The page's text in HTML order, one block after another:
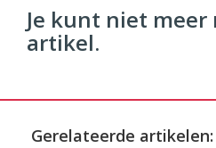
Je kunt niet
artikel.
Gerelateerde artikelen: